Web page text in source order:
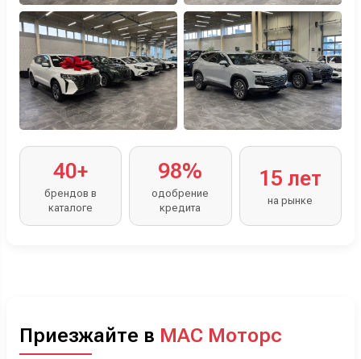
40+
брендов в
каталоге
98%
одобрение
кредита
15 лет
на рынке
Приезжайте в МАС Моторс